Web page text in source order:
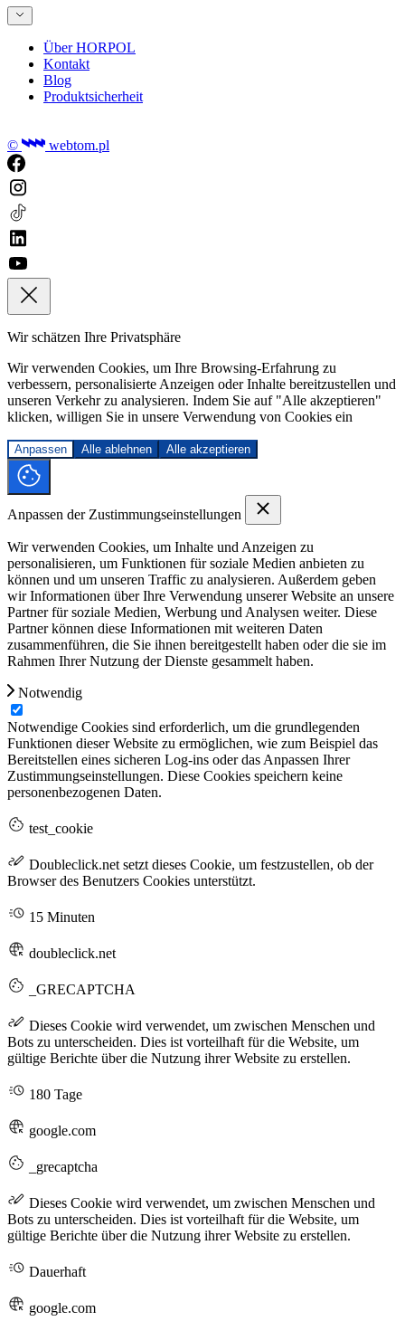
Über HORPOL
Kontakt
Blog
Produktsicherheit
© webtom.pl
Wir schätzen Ihre Privatsphäre
Wir verwenden Cookies, um Ihre Browsing-Erfahrung zu
verbessern, personalisierte Anzeigen oder Inhalte bereitzustellen und
unseren Verkehr zu analysieren. Indem Sie auf "Alle akzeptieren"
klicken, willigen Sie in unsere Verwendung von Cookies ein
Anpassen Alle ablehnen Alle akzeptieren
Anpassen der Zustimmungseinstellungen
Wir verwenden Cookies, um Inhalte und Anzeigen zu
personalisieren, um Funktionen für soziale Medien anbieten zu
können und um unseren Traffic zu analysieren. Außerdem geben
wir Informationen über Ihre Verwendung unserer Website an unsere
Partner für soziale Medien, Werbung und Analysen weiter. Diese
Partner können diese Informationen mit weiteren Daten
zusammenführen, die Sie ihnen bereitgestellt haben oder die sie im
Rahmen Ihrer Nutzung der Dienste gesammelt haben.
Notwendig
Notwendige Cookies sind erforderlich, um die grundlegenden
Funktionen dieser Website zu ermöglichen, wie zum Beispiel das
Bereitstellen eines sicheren Log-ins oder das Anpassen Ihrer
Zustimmungseinstellungen. Diese Cookies speichern keine
personenbezogenen Daten.
test_cookie
Doubleclick.net setzt dieses Cookie, um festzustellen, ob der
Browser des Benutzers Cookies unterstützt.
15 Minuten
doubleclick.net
_GRECAPTCHA
Dieses Cookie wird verwendet, um zwischen Menschen und
Bots zu unterscheiden. Dies ist vorteilhaft für die Website, um
gültige Berichte über die Nutzung ihrer Website zu erstellen.
180 Tage
google.com
_grecaptcha
Dieses Cookie wird verwendet, um zwischen Menschen und
Bots zu unterscheiden. Dies ist vorteilhaft für die Website, um
gültige Berichte über die Nutzung ihrer Website zu erstellen.
Dauerhaft
google.com